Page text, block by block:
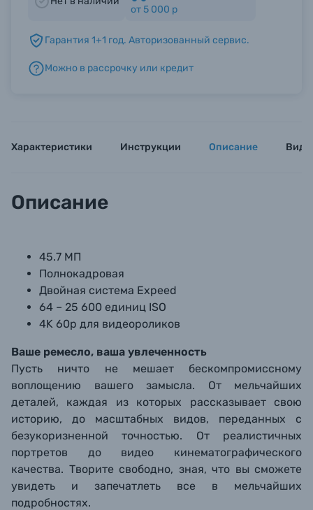
Б/У фототехника (Комиссионные товары)
Уценённые товары
от 5 000 р
Гарантия 1+1 год. Авторизованный сервис.
Можно в рассрочку или кредит
Характеристики Инструкции Описание
Описание
45.7 МП
Полнокадровая
Двойная система Expeed
64 – 25 600 единиц ISO
4K 60p для видеороликов
Ваше ремесло, ваша увлеченность
Пусть ничто не мешает бескомпромиссному
воплощению вашего замысла. От мельчайших
деталей, каждая из которых рассказывает свою
историю, до масштабных видов, переданных с
безукоризненной точностью. От реалистичных
портретов до видео кинематографического
качества. Творите свободно, зная, что вы сможете
увидеть и запечатлеть все в мельчайших
подробностях.